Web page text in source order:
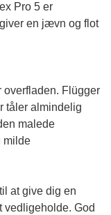
Pro 5 er
en jævn og flot
overfladen. Flügger
tåler almindelig
malede
milde
at give dig en
vedligeholde. God